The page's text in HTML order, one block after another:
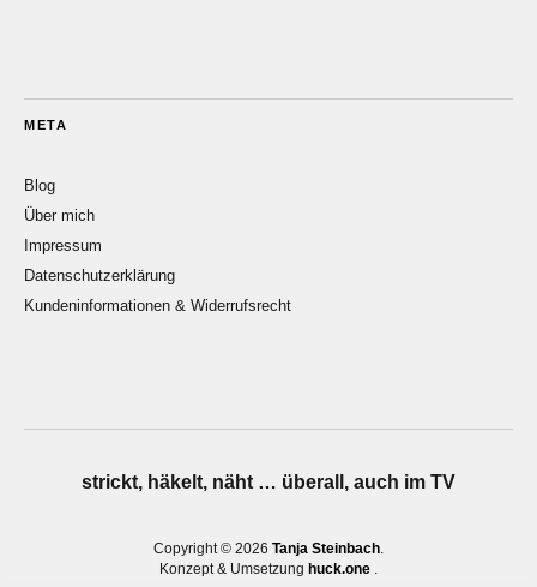
META
Blog
Über mich
Impressum
Datenschutzerklärung
Kundeninformationen & Widerrufsrecht
strickt, häkelt, näht … überall, auch im TV
Copyright © 2026 Tanja Steinbach
Konzept & Umsetzung huck.one